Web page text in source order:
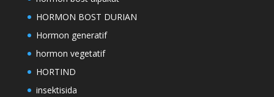
HORMON BOST DURIAN
Hormon generatif
hormon vegetatif
HORTIND
insektisida